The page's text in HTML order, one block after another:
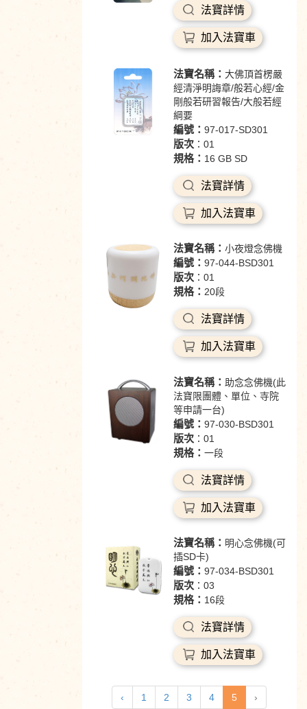
法寶詳情
加入法寶車
法寶名稱： 大佛頂首楞嚴
經清淨明誨章/般若心經/金
剛般若研習報告/大般若經
綱要
編號： 97-017-SD301
版次：01
規格： 16 GB SD
法寶詳情
加入法寶車
法寶名稱： 小夜燈念佛機
編號： 97-044-BSD301
版次：01
規格： 20段
法寶詳情
加入法寶車
法寶名稱： 助念念佛機(此
法寶限團體、單位、寺院
等申請一台)
編號： 97-030-BSD301
版次：01
規格： 一段
法寶詳情
加入法寶車
法寶名稱： 明心念佛機(可
插SD卡)
編號： 97-034-BSD301
版次：03
規格： 16段
法寶詳情
加入法寶車
‹ 1 2 3 4 5 ›